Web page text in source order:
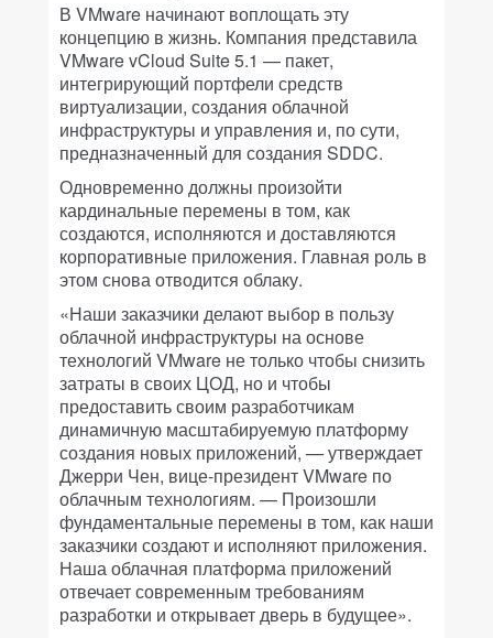
В VMware начинают воплощать эту
концепцию в жизнь. Компания представила
VMware vCloud Suite 5.1 — пакет,
интегрирующий портфели средств
виртуализации, создания облачной
инфраструктуры и управления и, по сути,
предназначенный для создания SDDC.
Одновременно должны произойти
кардинальные перемены в том, как
создаются, исполняются и доставляются
корпоративные приложения. Главная роль в
этом снова отводится облаку.
«Наши заказчики делают выбор в пользу
облачной инфраструктуры на основе
технологий VMware не только чтобы снизить
затраты в своих ЦОД, но и чтобы
предоставить своим разработчикам
динамичную масштабируемую платформу
создания новых приложений, — утверждает
Джерри Чен, вице-президент VMware по
облачным технологиям. — Произошли
фундаментальные перемены в том, как наши
заказчики создают и исполняют приложения.
Наша облачная платформа приложений
отвечает современным требованиям
разработки и открывает дверь в будущее».